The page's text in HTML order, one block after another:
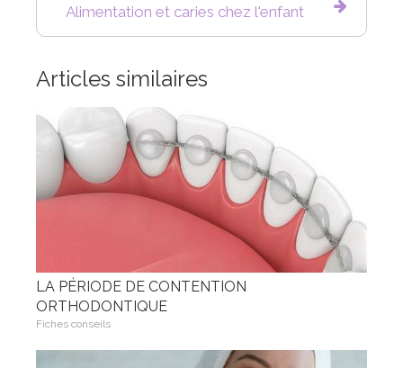
Alimentation et caries chez l'enfant
Articles similaires
LA PÉRIODE DE CONTENTION
ORTHODONTIQUE
Fiches conseils